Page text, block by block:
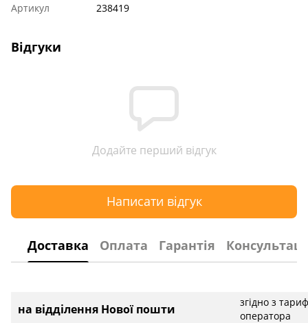
Артикул
238419
Відгуки
Додайте перший відгук
Написати відгук
Доставка Оплата Гарантія
на відділення Нової пошти
згідно з
оператора